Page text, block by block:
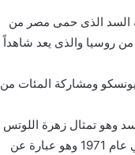
السد الذى حمى مصر من
من روسيا والذى يعد شاهداً
ومشاركة المئات من
وهو تمثال زهرة اللوتس
ويقول أنه نصب تذكاري يدل على رمز الصداقة العربية السوفيتية والذى تم افتتاحه مع السد العالي في عام 1971 وهو عبارة عن